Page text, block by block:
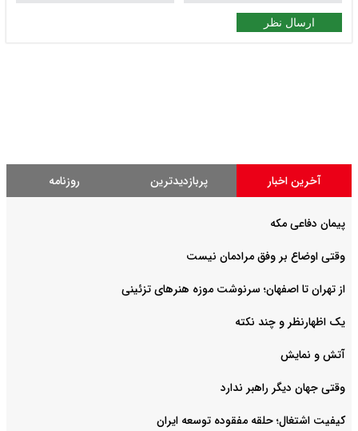
ارسال نظر
آخرین اخبار پربازدیدترین روزنامه
پیمان دفاعی مکه
وقتی اوضاع بر وفق مرادمان نیست
از تهران تا اصفهان؛ سرنوشت موزه هنرهای تزئینی
یک اظهارنظر و چند نکته
آتش و نمایش
وقتی جهان دیگر راهبر ندارد
کیفیت اشتغال؛ حلقه مفقوده توسعه ایران